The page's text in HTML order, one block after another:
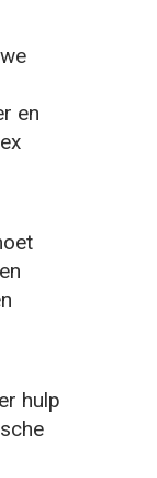
en
hulp